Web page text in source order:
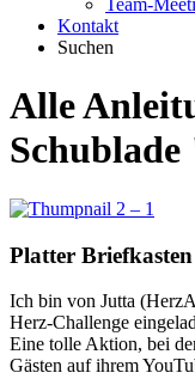
Team-
Kontakt
Suchen
Alle
Schublade
Platter
Ich bin von Jutta
Herz-Challenge
Eine tolle Aktion, bei
Gästen auf ihrem